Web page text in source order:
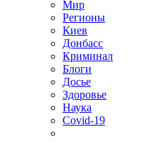
Мир
Регионы
Киев
Донбасс
Криминал
Блоги
Досье
Здоровье
Наука
Covid-19